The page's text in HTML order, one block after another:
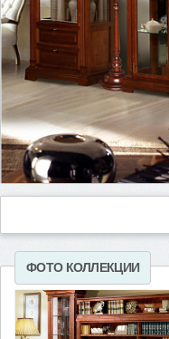
ФОТО КОЛЛЕКЦИИ